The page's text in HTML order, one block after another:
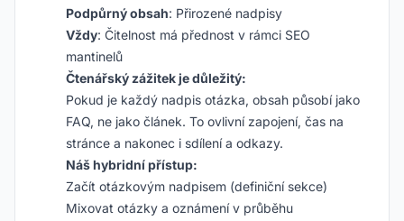
Podpůrný obsah: Přirozené nadpisy
Vždy: Čitelnost má přednost v rámci SEO
mantinelů
Čtenářský zážitek je důležitý:
Pokud je každý nadpis otázka, obsah působí jako
FAQ, ne jako článek. To ovlivní zapojení, čas na
stránce a nakonec i sdílení a odkazy.
Náš hybridní přístup:
Začít otázkovým nadpisem (definiční sekce)
Mixovat otázky a oznámení v průběhu